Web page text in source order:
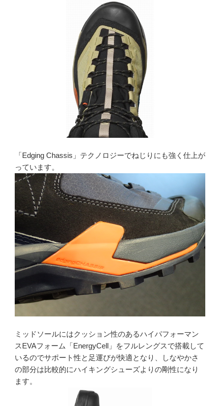
「Edging Chassis」テクノロジーでねじりにも強く仕上が
っています。
ミッドソールにはクッション性のあるハイパフォーマン
スEVAフォーム「EnergyCell」をフルレングスで搭載して
いるのでサポート性と足運びが快適となり、しなやかさ
の部分は比較的にハイキングシューズよりの剛性になり
ます。